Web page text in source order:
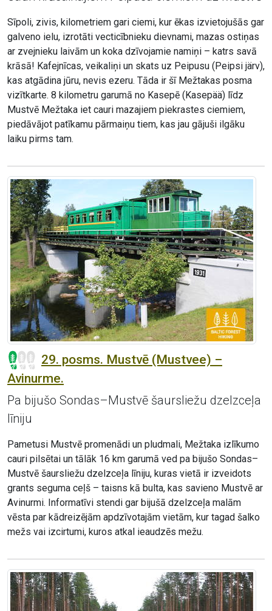
Sīpoli, zivis, kilometriem gari ciemi, kur ēkas izvietojušās gar
galveno ielu, izrotāti vecticībnieku dievnami, mazas ostiņas
ar zvejnieku laivām un koka dzīvojamie namiņi – katrs savā
krāsā! Kafejnīcas, veikaliņi un skats uz Peipusu (Peipsi järv),
kas atgādina jūru, nevis ezeru. Tāda ir šī Mežtakas posma
vizītkarte. 8 kilometru garumā no Kasepē (Kasepää) līdz
Mustvē Mežtaka iet cauri mazajiem piekrastes ciemiem,
piedāvājot patīkamu pārmaiņu tiem, kas jau gājuši ilgāku
laiku pirms tam.
29. posms. Mustvē (Mustvee) –
Avinurme.
Pa bijušo Sondas–Mustvē šaursliežu dzelzceļa
līniju
Pametusi Mustvē promenādi un pludmali, Mežtaka izlīkumo
cauri pilsētai un tālāk 16 km garumā ved pa bijušo Sondas–
Mustvē šaursliežu dzelzceļa līniju, kuras vietā ir izveidots
grants seguma ceļš – taisns kā bulta, kas savieno Mustvē ar
Avinurmi. Informatīvi stendi gar bijušā dzelzceļa malām
vēsta par kādreizējām apdzīvotajām vietām, kur tagad šalko
mežs vai izcirtumi, kuros atkal ieaudzēs mežu.